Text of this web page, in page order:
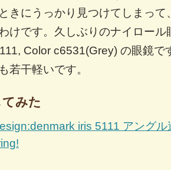
きにうっかり見つけてしまっ
けです。久しぶりのナイロール
Color c6531(Grey) の眼鏡で
若干軽いです。
みた
iris 5111 アング